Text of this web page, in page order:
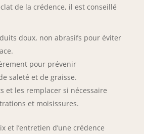
de la crédence, il est conseillé
doux, non abrasifs pour éviter
pour prévenir
saleté et de graisse.
et les remplacer si nécessaire
et moisissures.
et l’entretien d’une crédence